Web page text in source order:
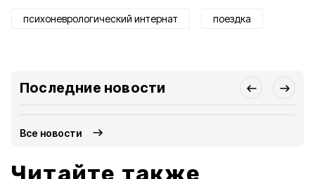
психоневрологический интернат поездка
Последние новости
Все новости
Читайте также